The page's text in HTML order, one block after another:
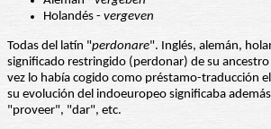
Holandés - vergeven
Todas del latín "perdonare". Inglés, alemán,
significado restringido (perdonar) de su ancestro
vez lo había cogido como préstamo-traducción
su evolución del indoeuropeo significaba
"proveer", "dar", etc.